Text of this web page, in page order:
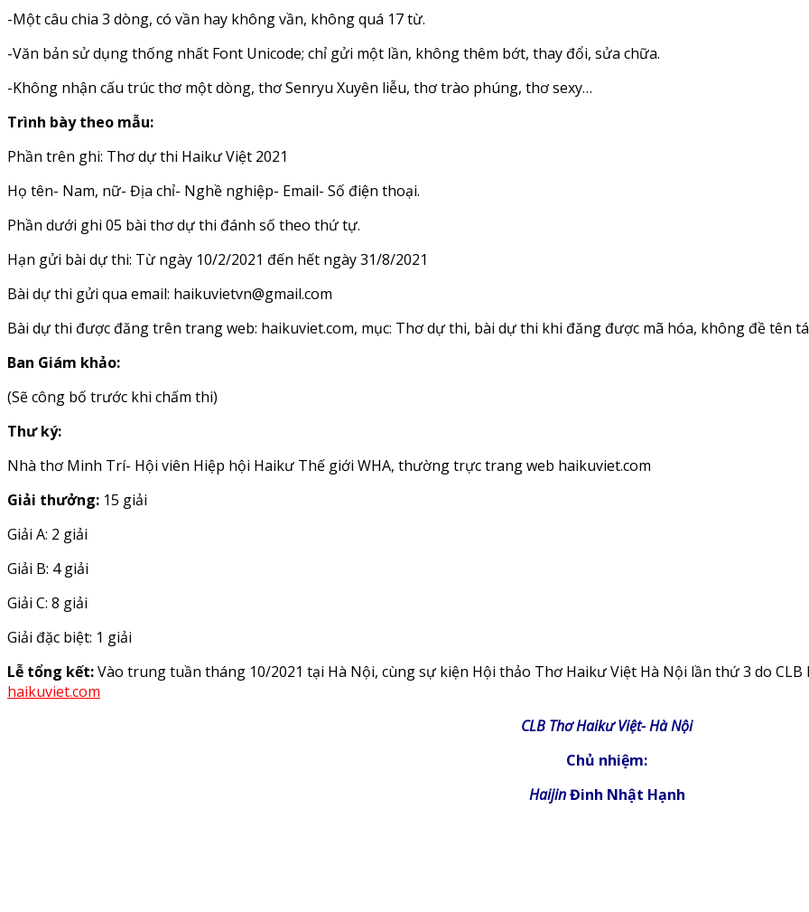
-Một câu chia 3 dòng, có vần hay không vần, không quá 17 từ.
-Văn bản sử dụng thống nhất Font Unicode; chỉ gửi một lần, không thêm bớt, thay đổi, sửa chữa.
-Không nhận cấu trúc thơ một dòng, thơ Senryu Xuyên liễu, thơ trào phúng, thơ sexy…
Trình bày theo mẫu:
Phần trên ghi: Thơ dự thi Haikư Việt 2021
Họ tên- Nam, nữ- Địa chỉ- Nghề nghiệp- Email- Số điện thoại.
Phần dưới ghi 05 bài thơ dự thi đánh số theo thứ tự.
Hạn gửi bài dự thi: Từ ngày 10/2/2021 đến hết ngày 31/8/2021
Bài dự thi gửi qua email: haikuvietvn@gmail.com
Bài dự thi được đăng trên trang web: haikuviet.com, mục: Thơ dự thi, bài dự thi khi đăng được mã hóa, không đề tên
Ban Giám khảo:
(Sẽ công bố trước khi chấm thi)
Thư ký:
Nhà thơ Minh Trí- Hội viên Hiệp hội Haikư Thế giới WHA, thường trực trang web haikuviet.com
Giải thưởng: 15 giải
Giải A: 2 giải
Giải B: 4 giải
Giải C: 8 giải
Giải đặc biệt: 1 giải
Lễ tổng kết:Vào trung tuần tháng 10/2021 tại Hà Nội, cùng sự kiện Hội thảo Thơ Haikư Việt Hà Nội lần thứ 3 do
haikuviet.com
CLB Thơ Haikư Việt- Hà Nội
Chủ nhiệm:
HaijinĐinh Nhật Hạnh